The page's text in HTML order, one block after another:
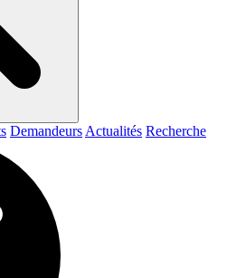
Demandeurs Actualités Recherche